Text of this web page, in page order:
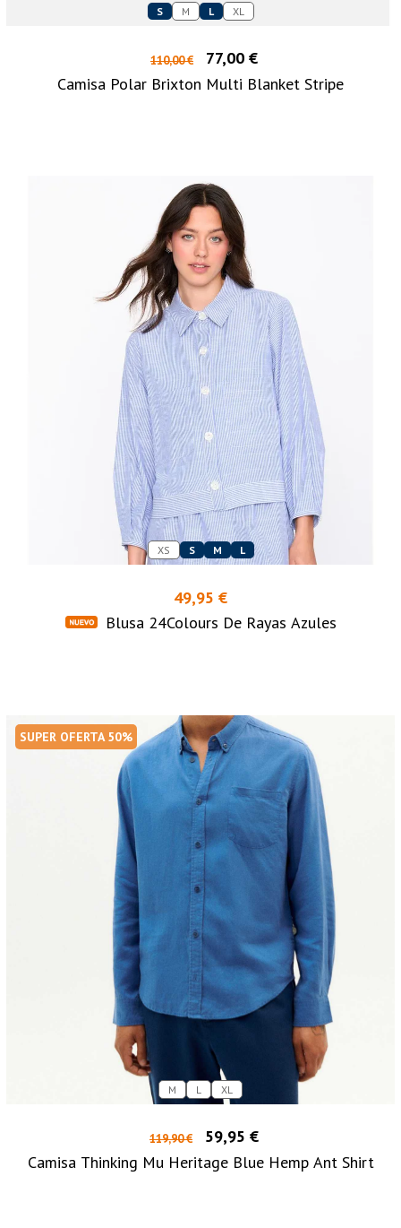
S M L XL
110,00 €
77,00 €
Camisa Polar Brixton Multi Blanket Stripe
XS S M L
49,95 €
Blusa 24Colours De Rayas Azules
SUPER OFERTA 50%
M L XL
119,90 €
59,95 €
Camisa Thinking Mu Heritage Blue Hemp Ant Shirt